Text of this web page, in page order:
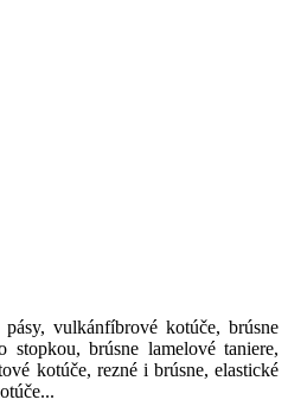
vulkánfíbrové kotúče, brúsne
stopkou, brúsne lamelové taniere,
kotúče, rezné i brúsne, elastické